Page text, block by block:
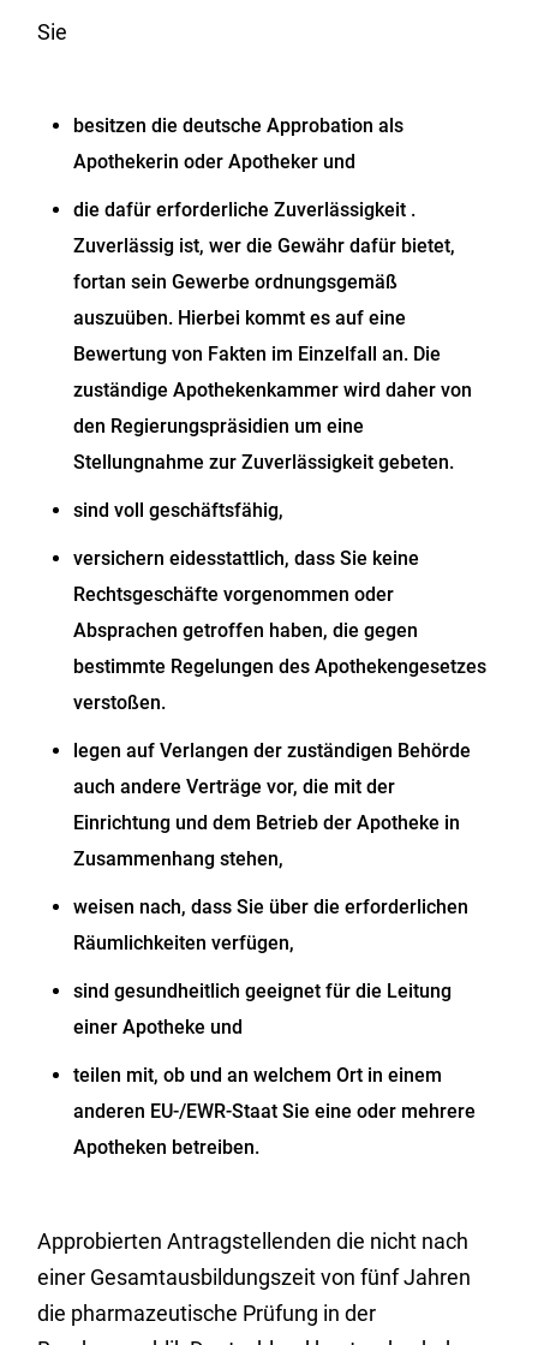
Sie
besitzen die deutsche Approbation als
Apothekerin oder Apotheker und
die dafür erforderliche Zuverlässigkeit .
Zuverlässig ist, wer die Gewähr dafür bietet,
fortan sein Gewerbe ordnungsgemäß
auszuüben. Hierbei kommt es auf eine
Bewertung von Fakten im Einzelfall an. Die
zuständige Apothekenkammer wird dahervon
den Regierungspräsidien um eine
Stellungnahme zur Zuverlässigkeit gebeten.
sind voll geschäftsfähig,
versichern eidesstattlich, dass Sie keine
Rechtsgeschäfte vorgenommen oder
Absprachen getroffen haben, die gegen
bestimmte Regelungen des Apothekengesetzes
verstoßen.
legen auf Verlangen der zuständigen Behörde
auch andere Verträge vor, die mit der
Einrichtung und dem Betrieb der Apotheke in
Zusammenhang stehen,
weisen nach, dass Sie über die erforderlichen
Räumlichkeiten verfügen,
sind gesundheitlich geeignet für die Leitung
einer Apotheke und
teilen mit, ob und an welchem Ort in einem
anderen EU-/EWR-Staat Sie eine oder mehrere
Apotheken betreiben.
Approbierten Antragstellenden die nicht nach
einer Gesamtausbildungszeit von fünf Jahren
die pharmazeutische Prüfung in der